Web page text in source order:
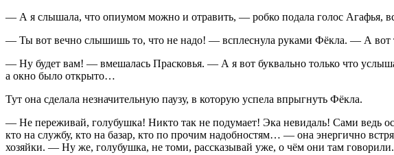
— А я слышала, что опиумом можно и отравить, — робко подала голос Агафья,
— Ты вот вечно слышишь то, что не надо! — всплеснула руками Фёкла. — А вот
— Ну будет вам! — вмешалась Прасковья. — А я вот буквально только что
а окно было открыто…
Тут она сделала незначительную паузу, в которую успела впрыгнуть Фёкла.
— Не переживай, голубушка! Никто так не подумает! Эка невидаль! Сами ведь
кто на службу, кто на базар, кто по прочим надобностям… — она энергично
хозяйки. — Ну же, голубушка, не томи, рассказывай уже, о чём они там говорили.